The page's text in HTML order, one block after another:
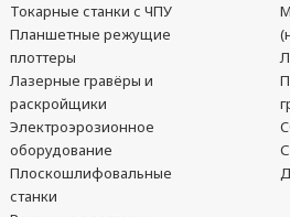
Токарные станки с ЧПУ
Планшетные режущие
плоттеры
Лазерные гравёры и
раскройщики
Электроэрозионное
оборудование
Плоскошлифовальные
станки